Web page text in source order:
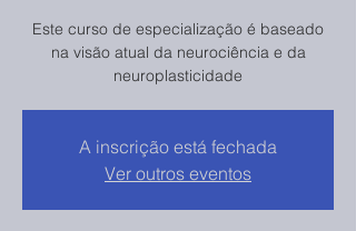
Este curso de especialização é baseado
na visão atual da neurociência e da
neuroplasticidade
A inscrição está fechada
Ver outros eventos